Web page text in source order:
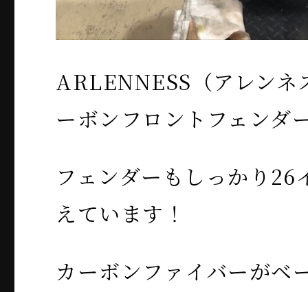
ARLENNESS（アレン
ーボンフロントフェンダ
フェンダーもしっかり26
えています！
カーボンファイバーがベ